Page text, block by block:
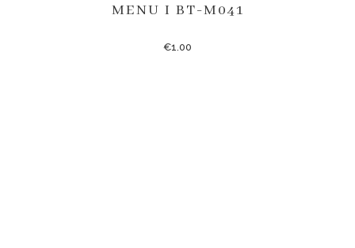
MENU I BT-M041
€1.00